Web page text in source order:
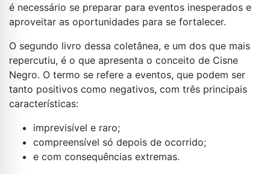
é necessário se preparar para eventos inesperados e
aproveitar as oportunidades para se fortalecer.
O segundo livro dessa coletânea, e um dos que mais
repercutiu, é o que apresenta o conceito de Cisne
Negro. O termo se refere a eventos, que podem ser
tanto positivos como negativos, com três principais
características:
imprevisível e raro;
compreensível só depois de ocorrido;
e com consequências extremas.